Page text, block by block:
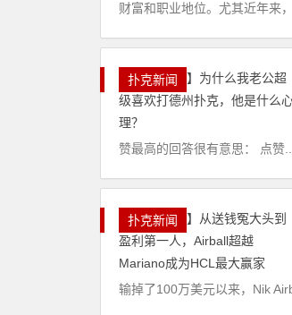
财富和职业地位。尤其近年来
扑克新闻
赞最高的回答很有意思： 点赞
扑克新闻
输掉了100万美元以来，Nik